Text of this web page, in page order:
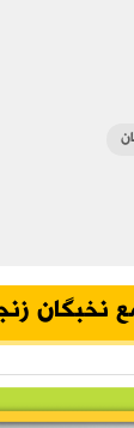
نخبگان